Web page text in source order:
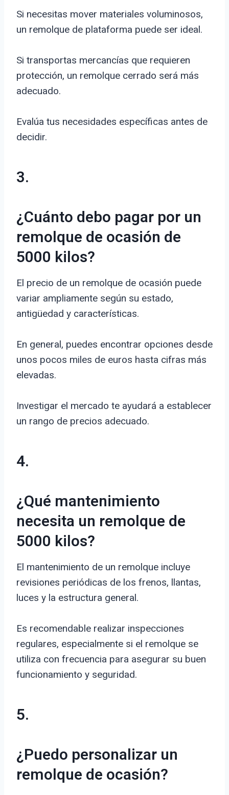
Si necesitas mover materiales voluminosos,
un remolque de plataforma puede ser ideal.
Si transportas mercancías que requieren
protección, un remolque cerrado será más
adecuado.
Evalúa tus necesidades específicas antes de
decidir.
3.
¿Cuánto debo pagar por un
remolque de ocasión de
5000 kilos?
El precio de un remolque de ocasión puede
variar ampliamente según su estado,
antigüedad y características.
En general, puedes encontrar opciones desde
unos pocos miles de euros hasta cifras más
elevadas.
Investigar el mercado te ayudará a establecer
un rango de precios adecuado.
4.
¿Qué mantenimiento
necesita un remolque de
5000 kilos?
El mantenimiento de un remolque incluye
revisiones periódicas de los frenos, llantas,
luces y la estructura general.
Es recomendable realizar inspecciones
regulares, especialmente si el remolque se
utiliza con frecuencia para asegurar su buen
funcionamiento y seguridad.
5.
¿Puedo personalizar un
remolque de ocasión?